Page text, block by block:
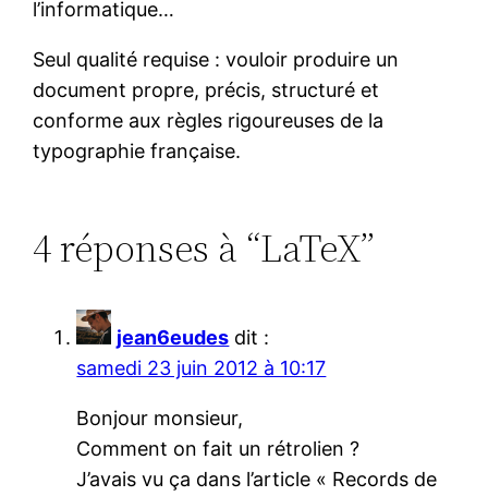
l’informatique…
Seul qualité requise : vouloir produire un
document propre, précis, structuré et
conforme aux règles rigoureuses de la
typographie française.
4 réponses à “LaTeX”
jean6eudes dit :
samedi 23 juin 2012 à 10:17
Bonjour monsieur,
Comment on fait un rétrolien ?
J’avais vu ça dans l’article « Records de